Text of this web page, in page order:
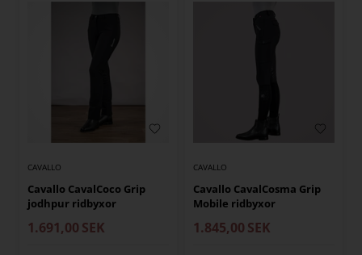
CAVALLO
Cavallo CavalCoco Grip
jodhpur ridbyxor
1.691,00 SEK
CAVALLO
Cavallo CavalCosma Grip
Mobile ridbyxor
1.845,00 SEK